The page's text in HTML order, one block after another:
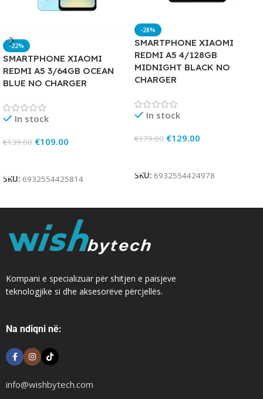
-22%
SMARTPHONE XIAOMI
REDMI A5 3/64GB OCEAN
BLUE NO CHARGER
In stock
€139.00 €109.00
SKU: 6932554425814
-28%
SMARTPHONE XIAOMI
REDMI A5 4/128GB
MIDNIGHT BLACK NO
CHARGER
In stock
€179.00 €129.00
SKU: 6932554424978
Kompani e specializuar për shitjen e paisjeve
teknologjike si dhe aksesorëve përcjellës.
Na ndiqni në:
info@wishbytech.com